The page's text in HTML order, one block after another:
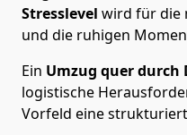
Stresslevel wird für die
und die ruhigen
Ein Umzug quer durch
logistische
Vorfeld eine